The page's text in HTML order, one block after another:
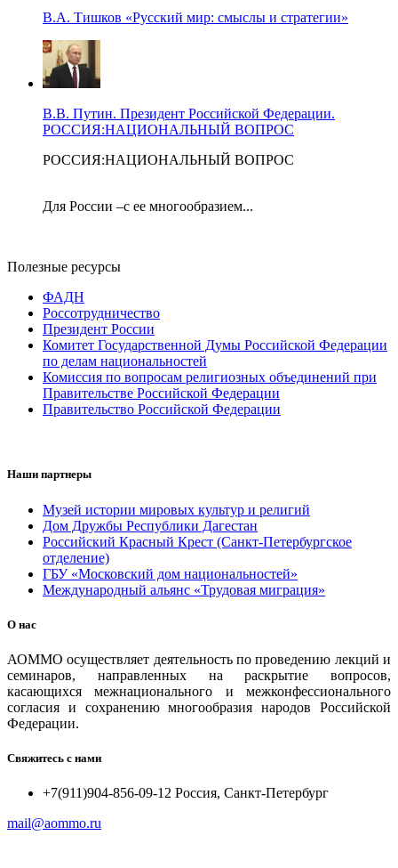
В.А. Тишков «Русский мир: смыслы и стратегии»
В.В. Путин. Президент Российской Федерации.
РОССИЯ:НАЦИОНАЛЬНЫЙ ВОПРОС
РОССИЯ:НАЦИОНАЛЬНЫЙ ВОПРОС
Для России –с ее многообразием...
Полезные ресурсы
ФАДН
Россотрудничество
Президент России
Комитет Государственной Думы Российской Федерации
по делам национальностей
Комиссия по вопросам религиозных объединений при
Правительстве Российской Федерации
Правительство Российской Федерации
Наши партнеры
Музей истории мировых культур и религий
Дом Дружбы Республики Дагестан
Российский Красный Крест (Санкт-Петербургское
отделение)
ГБУ «Московский дом национальностей»
Международный альянс «Трудовая миграция»
О нас
АОММО осуществляет деятельность по проведению лекций и
семинаров, направленных на раскрытие вопросов,
касающихся межнационального и межконфессионального
согласия и сохранению многообразия народов Российской
Федерации.
Свяжитесь с нами
+7(911)904-856-09-12 Россия, Санкт-Петербург
mail@aommo.ru